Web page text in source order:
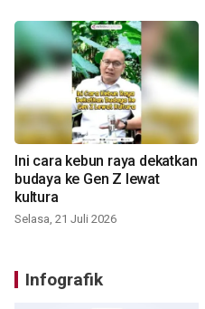
Ini cara kebun raya dekatkan
budaya ke Gen Z lewat
kultura
Selasa, 21 Juli 2026
Infografik